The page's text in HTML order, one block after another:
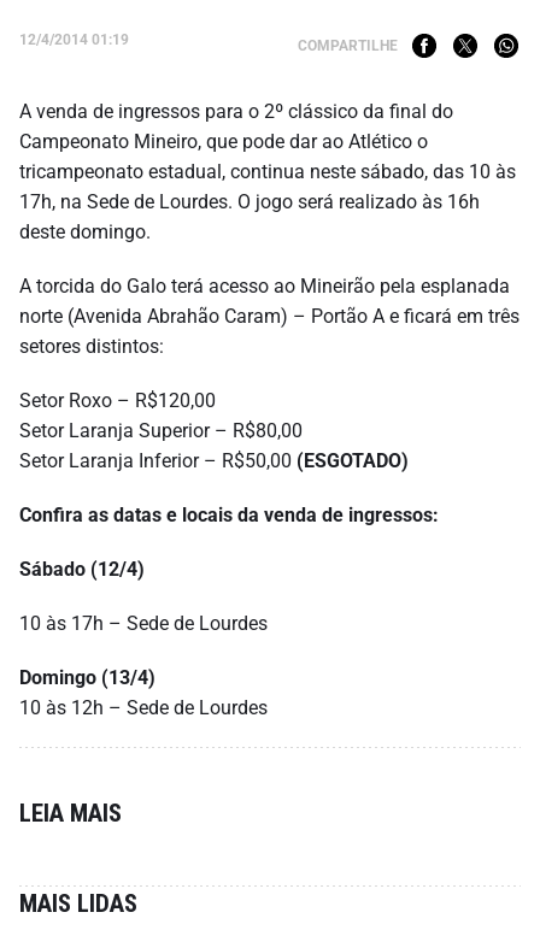
12/4/2014 01:19 COMPARTILHE
A venda de ingressos para o 2º clássico da final do
Campeonato Mineiro, que pode dar ao Atlético o
tricampeonato estadual, continua neste sábado, das 10 às
17h, na Sede de Lourdes. O jogo será realizado às 16h
deste domingo.
A torcida do Galo terá acesso ao Mineirão pela esplanada
norte (Avenida Abrahão Caram) – Portão A e ficará em três
setores distintos:
Setor Roxo – R$120,00
Setor Laranja Superior – R$80,00
Setor Laranja Inferior – R$50,00 (ESGOTADO)
Confira as datas e locais da venda de ingressos:
Sábado (12/4)
10 às 17h – Sede de Lourdes
Domingo (13/4)
10 às 12h – Sede de Lourdes
LEIA MAIS
MAIS LIDAS